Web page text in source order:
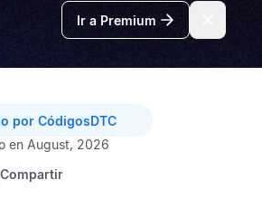
Ir a Premium
por CódigosDTC
en August, 2026
Compartir